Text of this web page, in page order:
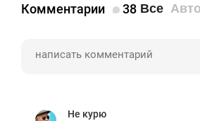
Комментарии 38 Все
Не курю